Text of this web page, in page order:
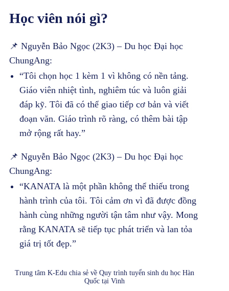
Học viên nói gì?
📌 Nguyễn Bảo Ngọc (2K3) – Du học Đại học
ChungAng:
“Tôi chọn học 1 kèm 1 vì không có nền tảng.
Giáo viên nhiệt tình, nghiêm túc và luôn giải
đáp kỹ. Tôi đã có thể giao tiếp cơ bản và viết
đoạn văn. Giáo trình rõ ràng, có thêm bài tập
mở rộng rất hay.”
📌 Nguyễn Bảo Ngọc (2K3) – Du học Đại học
ChungAng:
“KANATA là một phần không thể thiếu trong
hành trình của tôi. Tôi cảm ơn vì đã được đồng
hành cùng những người tận tâm như vậy. Mong
rằng KANATA sẽ tiếp tục phát triển và lan tỏa
giá trị tốt đẹp.”
Trung tâm K-Edu chia sẻ về Quy trình tuyển sinh du học Hàn
Quốc tại Vinh